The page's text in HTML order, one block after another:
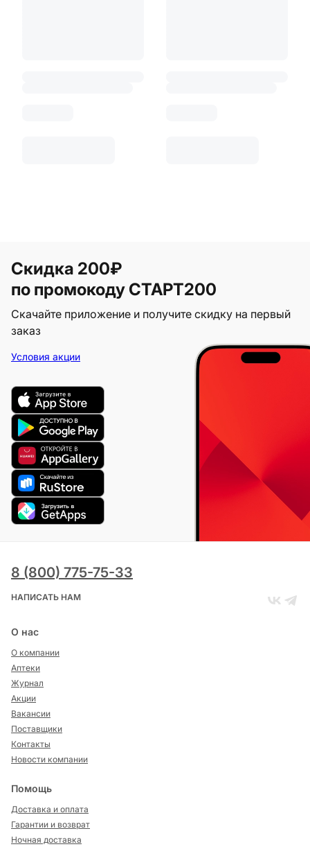
Скидка 200₽
по промокоду СТАРТ200
Скачайте приложение и получите скидку на первый
заказ
Условия акции
8 (800) 775-75-33
НАПИСАТЬ НАМ
О нас
О компании
Аптеки
Журнал
Акции
Вакансии
Поставщики
Контакты
Новости компании
Помощь
Доставка и оплата
Гарантии и возврат
Ночная доставка